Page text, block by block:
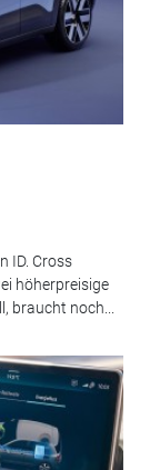
ID. Cross
höherpreisige
braucht noch...